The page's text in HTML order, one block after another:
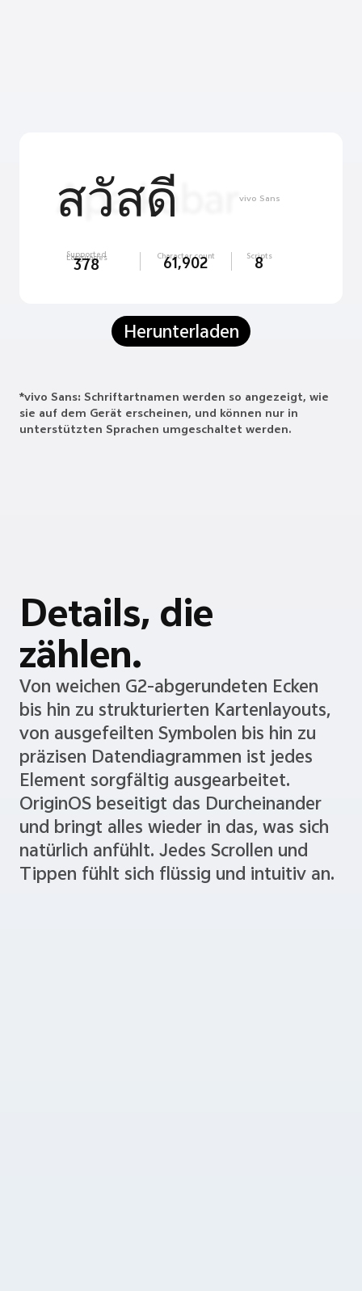
*vivo Sans: Schriftartnamen werden so angezeigt, wie
sie auf dem Gerät erscheinen, und können nur in
unterstützten Sprachen umgeschaltet werden.
สวัสดี vivo Sans
Supported
Languages
378
Character count
61,902 Scripts
8
Herunterladen
Details, die
zählen.
Von weichen G2-abgerundeten Ecken
bis hin zu strukturierten Kartenlayouts,
von ausgefeilten Symbolen bis hin zu
präzisen Datendiagrammen ist jedes
Element sorgfältig ausgearbeitet.
OriginOS beseitigt das Durcheinander
und bringt alles wieder in das, was sich
natürlich anfühlt. Jedes Scrollen und
Tippen fühlt sich flüssig und intuitiv an.